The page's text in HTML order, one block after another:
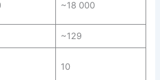
~18 000
~129
10